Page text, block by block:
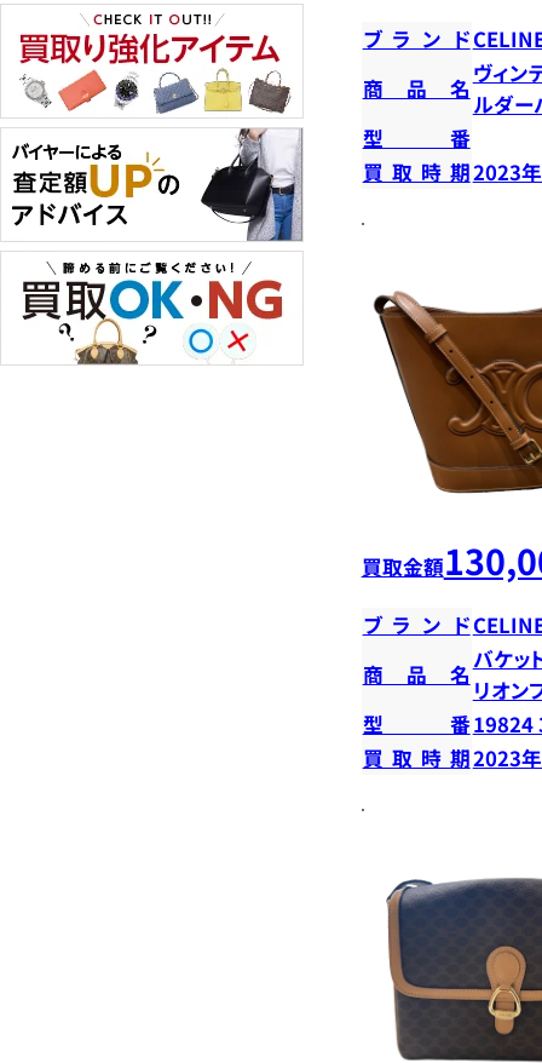
ブランド
商品名
ヴィン
ルダー
型番
買取時期2023
買取金額
ブランド
商品名
バケッ
リオン
型番19824
買取時期2023